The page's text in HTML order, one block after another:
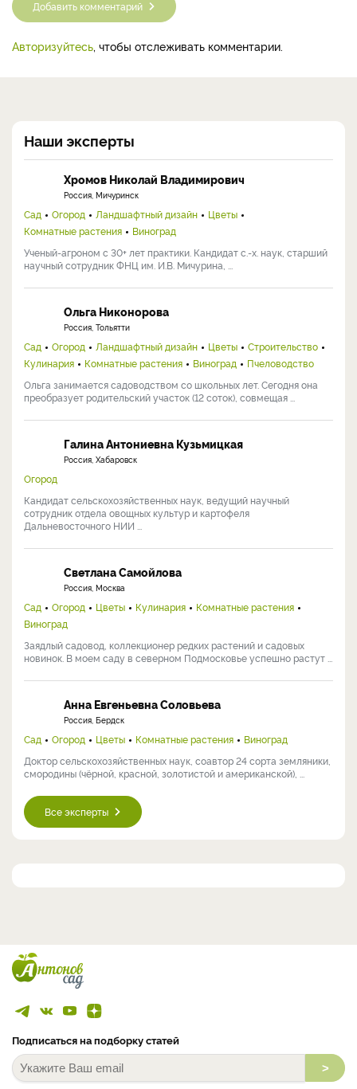
Добавить комментарий
Авторизуйтесь, чтобы отслеживать комментарии.
Наши эксперты
Хромов Николай Владимирович
Россия, Мичуринск
Сад Огород Ландшафтный дизайн
Цветы
Комнатные растения
Виноград
Ученый-агроном с 30+ лет практики. Кандидат с.-х. наук, старший
научный сотрудник ФНЦ им. И.В. Мичурина, ...
Ольга Никонорова
Россия, Тольятти
Сад Огород Ландшафтный дизайн Цветы
Строительство
Кулинария
Комнатные растения Виноград
Пчеловодство
Ольга занимается садоводством со школьных лет. Сегодня она
преобразует родительский участок (12 соток), совмещая ...
Галина Антониевна Кузьмицкая
Россия, Хабаровск
Огород
Кандидат сельскохозяйственных наук, ведущий научный
сотрудник отдела овощных культур и картофеля
Дальневосточного НИИ ...
Светлана Самойлова
Россия, Москва
Сад Огород Цветы Кулинария
Комнатные растения
Виноград
Заядлый садовод, коллекционер редких растений и садовых
новинок. В моем саду в северном Подмосковье успешно растут ...
Анна Евгеньевна Соловьева
Россия, Бердск
Сад Огород Цветы Комнатные растения
Виноград
Доктор сельскохозяйственных наук, соавтор 24 сорта земляники,
смородины (чёрной, красной, золотистой и американской), ...
Все эксперты
Подписаться на подборку статей
>